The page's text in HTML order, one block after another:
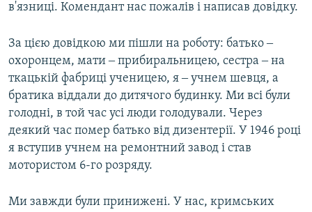
в'язниці. Комендант нас пожалів і написав довідку.
За цією довідкою ми пішли на роботу: батько ‒
охоронцем, мати ‒ прибиральницею, сестра ‒ на
ткацькій фабриці ученицею, я ‒ учнем шевця, а
братика віддали до дитячого будинку. Ми всі були
голодні, в той час усі люди голодували. Через
деякий час помер батько від дизентерії. У 1946 році
я вступив учнем на ремонтний завод і став
мотористом 6-го розряду.
Ми завжди були принижені. У нас, кримських